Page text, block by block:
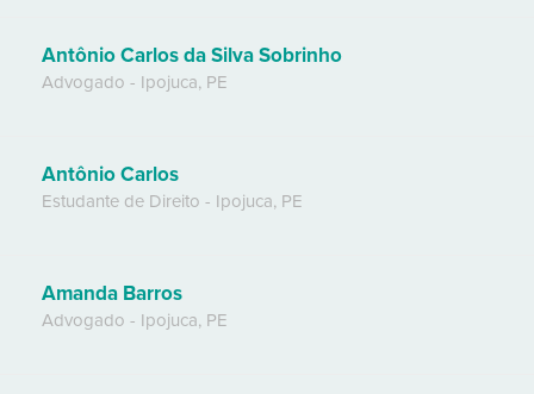
Antônio Carlos da Silva Sobrinho
Advogado - Ipojuca, PE
Antônio Carlos
Estudante de Direito - Ipojuca, PE
Amanda Barros
Advogado - Ipojuca, PE